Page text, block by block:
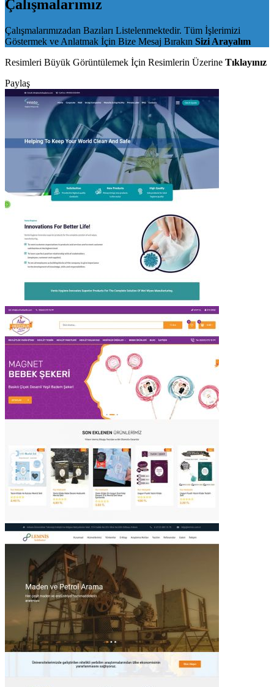
Çalışmalarımız
Çalışmalarımızadan Bazıları Listelenmektedir. Tüm İşlerimizi
Göstermek ve Anlatmak İçin Bize Mesaj Bırakın Sizi Arayalım
Resimleri Büyük Görüntülemek İçin Resimlerin Üzerine Tıklayınız
Paylaş